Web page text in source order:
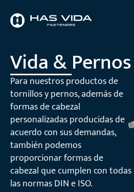
Vida & Pernos
Para nuestros productos de
tornillos y pernos, además de
formas de cabezal
personalizadas producidas de
acuerdo con sus demandas,
también podemos
proporcionar formas de
cabezal que cumplen con todas
las normas DIN e ISO.